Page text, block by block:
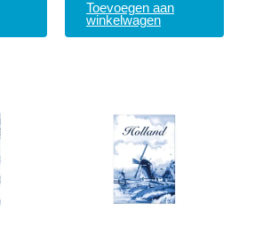
Toevoegen aan
winkelwagen